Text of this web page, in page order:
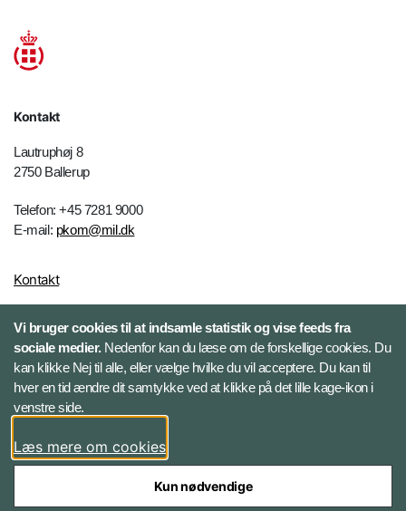
Kontakt
Lautruphøj 8
2750 Ballerup
Telefon: +45 7281 9000
E-mail: pkom@mil.dk
Kontakt
Følg HR-portalen
Facebook
Twitter
Vi bruger cookies til at indsamle statistik og vise feeds fra
sociale medier.Nedenfor kan du læse om de forskellige cookies. Du
kan klikke Nej til alle, eller vælge hvilke du vil acceptere. Du kan til
hver en tid ændre dit samtykke ved at klikke på det lille kage-ikon i
venstre side.
Læs mere om cookies
Kun nødvendige